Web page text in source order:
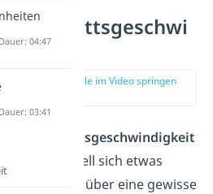
zur Stelle im Video springen
Durchschnittsgeschwindigkeit
an, wie schnell sich etwas
über eine gewisse
04:47
03:41